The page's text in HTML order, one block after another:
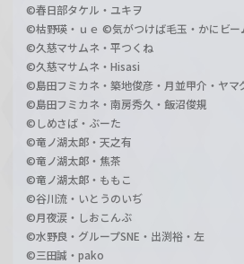
©春日部タケル・ユキヲ
©枯野瑛・ｕｅ ©気がつけば毛玉・かにビー
©久慈マサムネ・平つくね
©久慈マサムネ・Hisasi
©島田フミカネ・築地俊彦・月並甲介・ヤマ
©島田フミカネ・南房秀久・飯沼俊規
©しめさば・ぶーた
©竜ノ湖太郎・天之有
©竜ノ湖太郎・焦茶
©竜ノ湖太郎・ももこ
©谷川流・いとうのいぢ
©月夜涙・しおこんぶ
©水野良・グループSNE・出渕裕・左
©三田誠・pako